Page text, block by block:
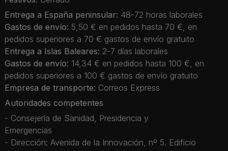
Entrega a España peninsular: 48-72 horas laborales
Gastos de envío: 5,50 € en pedidos hasta 70 €, en
pedidos superiores a 70 € gastos de envío gratuito
Entrega a Islas Baleares: 2-7 días laborales
Gastos de envío: 14,34 € en pedidos hasta 100 €, en
pedidos superiores a 100 € gastos de envío gratuito
Empresa de transporte: Correos Express
Autoridades competentes
- Consejería de Sanidad, Presidencia y
Emergencias
- Dirección: Avenida de la Innovación, nº 5. Edificio